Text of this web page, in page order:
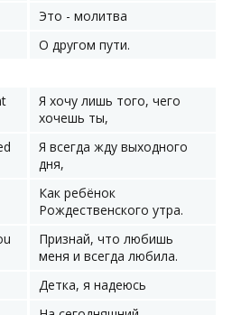
Это - молитва
О другом пути.
Я хочу лишь того, чего
хочешь ты,
Я всегда жду выходного
дня,
Как ребёнок
Рождественского утра.
Признай, что любишь
меня и всегда любила.
Детка, я надеюсь